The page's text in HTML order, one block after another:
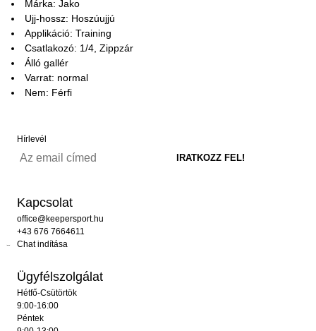
Márka: Jako
Ujj-hossz: Hoszúujjú
Applikáció: Training
Csatlakozó: 1/4, Zippzár
Álló gallér
Varrat: normal
Nem: Férfi
Hírlevél
Kapcsolat
office@keepersport.hu
+43 676 7664611
Chat indítása
Ügyfélszolgálat
Hétfő-Csütörtök
9:00-16:00
Péntek